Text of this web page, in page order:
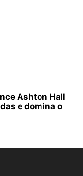
Ashton Hall
e domina o